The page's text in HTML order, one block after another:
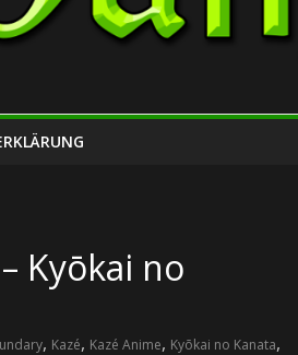
Kyōkai no
, Kazé, Kazé Anime, Kyōkai no Kanata,